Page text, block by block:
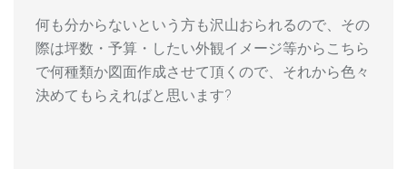
何も分からないという方も沢山おられるので、その
際は坪数・予算・したい外観イメージ等からこちら
で何種類か図面作成させて頂くので、それから色々
決めてもらえればと思います?